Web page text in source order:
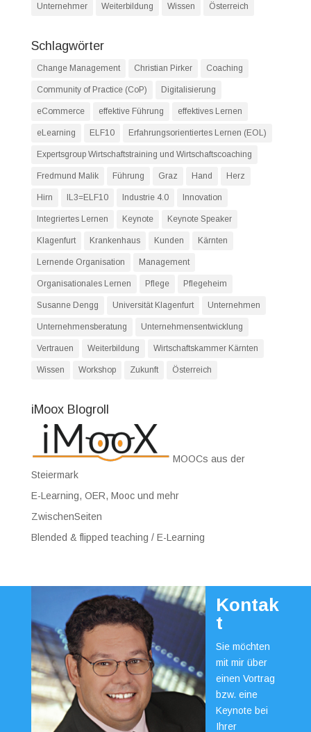
Unternehmer Weiterbildung Wissen Österreich
Schlagwörter
Change Management Christian Pirker Coaching
Community of Practice (CoP) Digitalisierung
eCommerce effektive Führung effektives Lernen
eLearning ELF10 Erfahrungsorientiertes Lernen (EOL)
Expertsgroup Wirtschaftstraining und Wirtschaftscoaching
Fredmund Malik Führung Graz Hand Herz
Hirn IL3=ELF10 Industrie 4.0 Innovation
Integriertes Lernen Keynote Keynote Speaker
Klagenfurt Krankenhaus Kunden Kärnten
Lernende Organisation Management
Organisationales Lernen Pflege Pflegeheim
Susanne Dengg Universität Klagenfurt Unternehmen
Unternehmensberatung Unternehmensentwicklung
Vertrauen Weiterbildung Wirtschaftskammer Kärnten
Wissen Workshop Zukunft Österreich
iMoox Blogroll
MOOCs aus der
Steiermark
E-Learning, OER, Mooc und mehr
ZwischenSeiten
Blended & flipped teaching / E-Learning
Kontak
t
Sie möchten
mit mir über
einen Vortrag
bzw. eine
Keynote bei
Ihrer